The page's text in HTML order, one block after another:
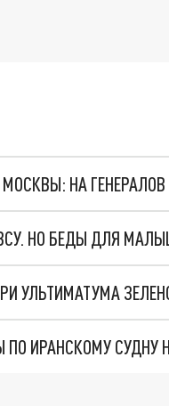
НА
НО БЕДЫ ДЛЯ
ПО ИРАНСКОМУ СУДНУ